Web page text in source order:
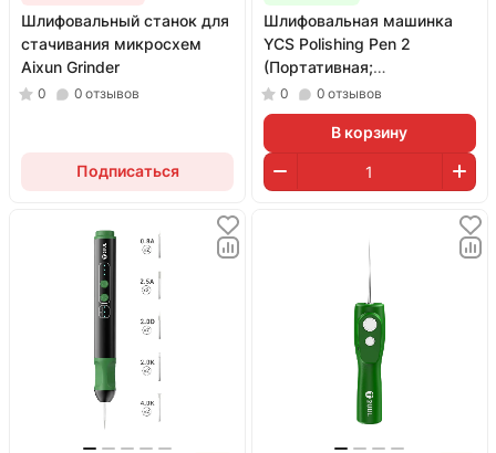
Шлифовальный станок для
стачивания микросхем
Aixun Grinder
0 0 отзывов
Подписаться
Шлифовальная машинка
YCS Polishing Pen 2
(Портативная;
миниатюрная)
0 0 отзывов
В корзину